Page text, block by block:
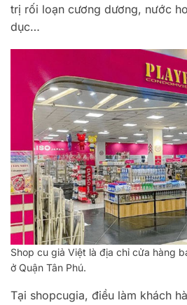
trị rối loạn cương dương, nước
dục…
Shop cu giả Việt là địa chỉ cửa hàng
ở Quận Tân Phú.
Tại shopcugia, điều làm khách